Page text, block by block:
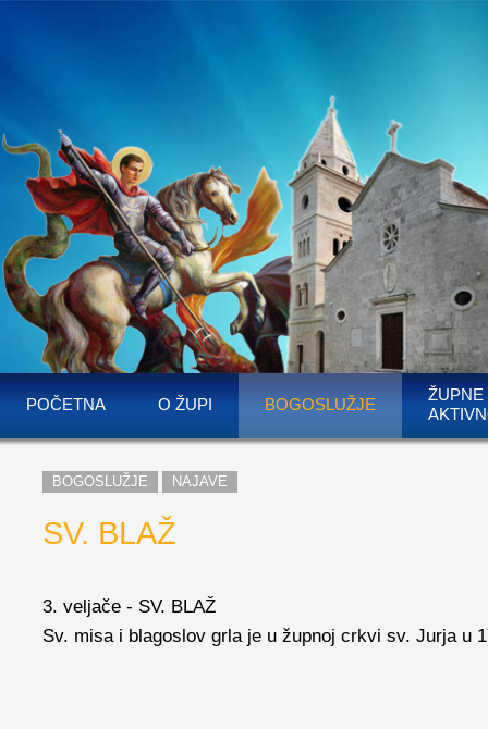
POČETNA O ŽUPI BOGOSLUŽJE
ŽUPNE
BOGOSLUŽJE NAJAVE
SV. BLAŽ
3. veljače - SV. BLAŽ
Sv. misa i blagoslov grla je u župnoj crkvi sv. Jurja u